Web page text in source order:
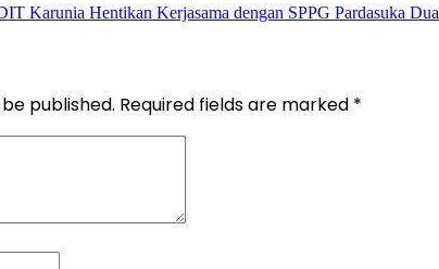
Karunia Hentikan Kerjasama dengan SPPG Pardasuka Dua
published. Required fields are marked *